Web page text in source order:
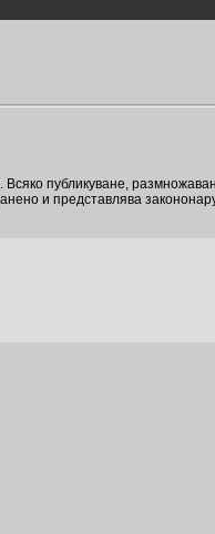
публикуване,
и представлява